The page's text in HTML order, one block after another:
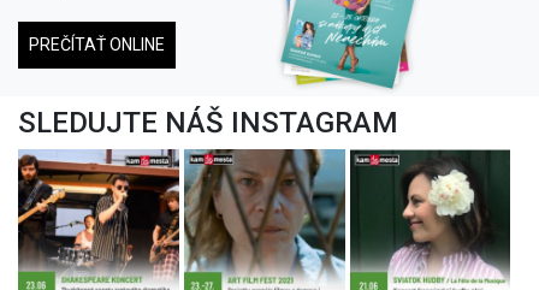
PREČÍTAŤ ONLINE
SLEDUJTE NÁŠ INSTAGRAM